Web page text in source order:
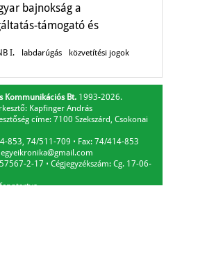
bajnokság a
támogató és
I. labdarúgás közvetítési jogok
Kommunikációs Bt. 1993-2026.
Kapfinger András
címe: 7100 Szekszárd, Csokonai
853, 74/511-709 ⋅ Fax: 74/414-853
2-17 ⋅ Cégjegyzékszám: Cg. 17-06-